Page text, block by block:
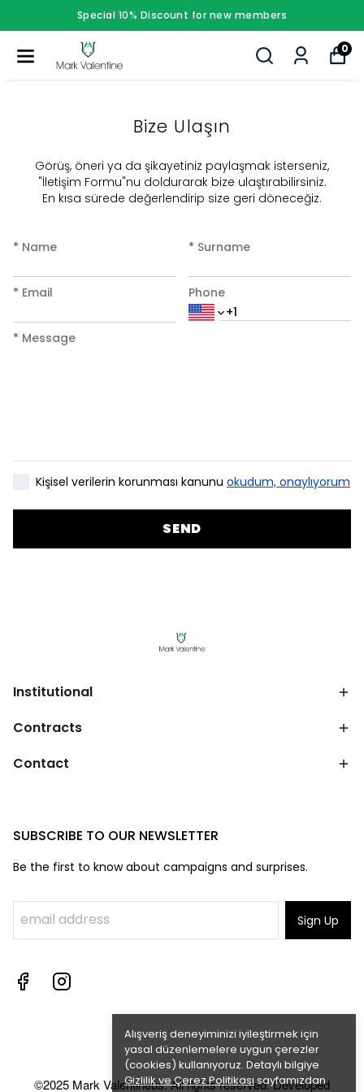
Special 10% Discount for new members
0
Alışveriş deneyiminizi iyileştirmek için
yasal düzenlemelere uygun çerezler
(cookies) kullanıyoruz. Detaylı bilgiye
Gizlilik ve Çerez Politikasısayfamızdan
Bize Ulaşın
​Görüş, öneri ya da şikayetiniz paylaşmak isterseniz,
"İletişim Formu"nu doldurarak bize ulaştırabilirsiniz.
En kısa sürede değerlendirip size geri döneceğiz.
* Name * Surname
* Email Phone
* Message
Kişisel verilerin korunması kanunu okudum, onaylıyorum
SEND
Institutional
Contracts
Contact
SUBSCRIBE TO OUR NEWSLETTER
Be the first to know about campaigns and surprises.
Sign Up
©2025 Mark Valentineus. All rights reserved. Developed